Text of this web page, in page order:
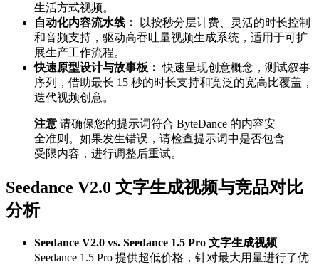
生活方式视频。
自动化内容流水线：
以按秒分层计费、灵活的时长控制
和音频支持，驱动高吞吐量视频生成系统，适用于可扩
展生产工作流程。
快速原型设计与故事板： 快速呈现创意概念，测试叙事
序列，借助最长 15 秒的时长支持和宽泛的宽高比覆盖，
迭代视频创意。
注意 请确保您的提示词符合 ByteDance 的内容安
全准则。如果发生错误，请检查提示词中是否包含
受限内容，进行调整后重试。
Seedance V2.0 文字生成视频与竞品对比
分析
Seedance V2.0 vs. Seedance 1.5 Pro 文字生成视频
Seedance 1.5 Pro 提供超低价格，针对最大用量进行了优